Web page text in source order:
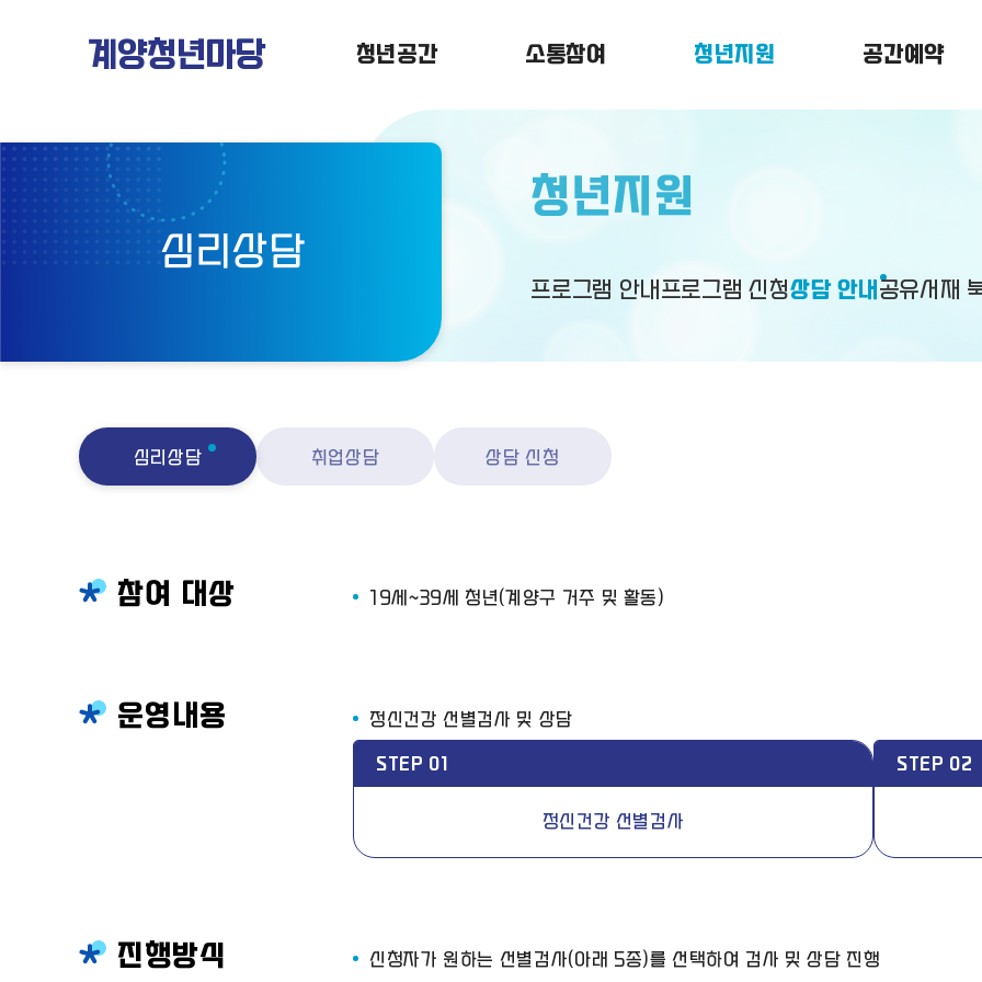
계양청년마당 청년공간 소통참여 청년지원 공간예약
심리상담
청년지원
프로그램 안내 프로그램 신청상담 안내 공유서재
심리상담 취업상담 상담 신청
참여 대상 19세~39세 청년(계양구 거주 및 활동)
운영내용 정신건강 선별검사 및 상담
STEP 01
정신건강 선별검사
STEP 02
진행방식 신청자가 원하는 선별검사(아래 5종)를 선택하여 검사 및 상담 진행